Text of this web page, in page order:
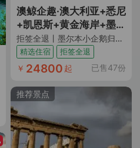
上的刺激感受让我难以
忘怀。这次旅行让我深
刻感受到了云南的风情
和魅力，2人成团的形式
也非常方便，司机兼导
游服务周到贴心，给我
们的旅行提供了更多的
灵活性。每个景点都有
其独特的风味，比如在
凤阳邑茶马古道上，历
史的痕迹让人沉思。磻
澳鲸企趣·澳大利亚+悉尼
+凯恩斯+黄金海岸+墨尔
本10日跟团游
拒签全退丨墨尔本小企鹅归巢+悉尼出海观鲸/游船晚餐+凯恩斯大堡礁+天堂农庄抱考拉合照+歌剧院入内及中文讲解+蓝山公园国家公园+热带雨林水陆战车+黄金海岸直升机+打卡大洋路十二使徒岩丨精选酒店+升级2晚五钻+赠WiFi+旅游险
精选住宿 拒签全退
￥ 24800 起 已售47份
推荐景点